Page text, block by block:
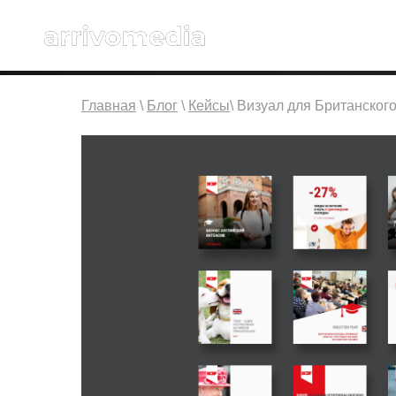
Главная \ Блог \ Кейсы\ Визуал для